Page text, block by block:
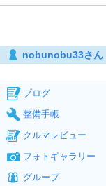
nobunobu33さん
ブログ
整備手帳
クルマレビュー
フォトギャラリー
グループ